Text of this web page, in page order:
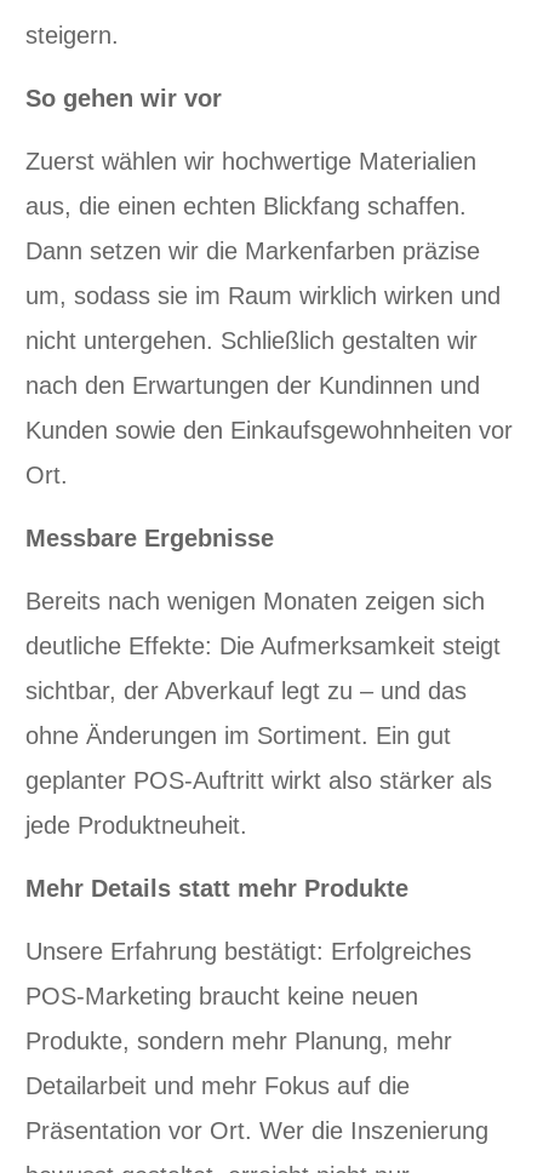
steigern.
So gehen wir vor
Zuerst wählen wir hochwertige Materialien
aus, die einen echten Blickfang schaffen.
Dann setzen wir die Markenfarben präzise
um, sodass sie im Raum wirklich wirken und
nicht untergehen. Schließlich gestalten wir
nach den Erwartungen der Kundinnen und
Kunden sowie den Einkaufsgewohnheiten vor
Ort.
Messbare Ergebnisse
Bereits nach wenigen Monaten zeigen sich
deutliche Effekte: Die Aufmerksamkeit steigt
sichtbar, der Abverkauf legt zu – und das
ohne Änderungen im Sortiment. Ein gut
geplanter POS-Auftritt wirkt also stärker als
jede Produktneuheit.
Mehr Details statt mehr Produkte
Unsere Erfahrung bestätigt: Erfolgreiches
POS-Marketing braucht keine neuen
Produkte, sondern mehr Planung, mehr
Detailarbeit und mehr Fokus auf die
Präsentation vor Ort. Wer die Inszenierung